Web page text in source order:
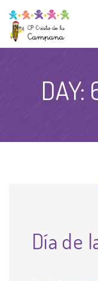
DAY:
Día de